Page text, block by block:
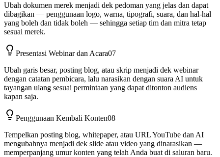
Ubah dokumen merek menjadi dek pedoman yang jelas dan dapat
dibagikan — penggunaan logo, warna, tipografi, suara, dan hal-hal
yang boleh dan tidak boleh — sehingga setiap tim dan mitra tetap
sesuai merek.
Presentasi Webinar dan Acara07
Ubah garis besar, posting blog, atau skrip menjadi dek webinar
dengan catatan pembicara, lalu narasikan dengan suara AI untuk
tayangan ulang sesuai permintaan yang dapat ditonton audiens
kapan saja.
Penggunaan Kembali Konten08
Tempelkan posting blog, whitepaper, atau URL YouTube dan AI
mengubahnya menjadi dek slide atau video yang dinarasikan —
memperpanjang umur konten yang telah Anda buat di saluran baru.